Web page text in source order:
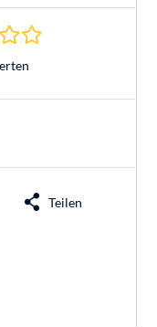
0.0 Sterne bei 0
Teilen